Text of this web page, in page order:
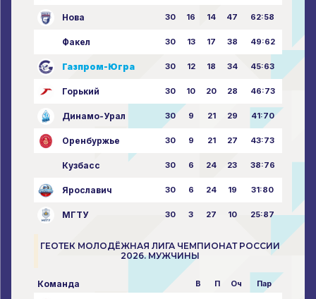
Нова 30 16 14 47 62:58
Факел 30 13 17 38 49:62
Газпром-Югра 30 12 18 34 45:63
Горький 30 10 20 28 46:73
Динамо-Урал 30 9 21 29 41:70
Оренбуржье 30 9 21 27 43:73
Кузбасс 30 6 24 23 38:76
Ярославич 30 6 24 19 31:80
МГТУ 30 3 27 10 25:87
ГЕОТЕК МОЛОДЁЖНАЯ ЛИГА ЧЕМПИОНАТ РОССИИ
2026. МУЖЧИНЫ
Команда В П Оч Пар